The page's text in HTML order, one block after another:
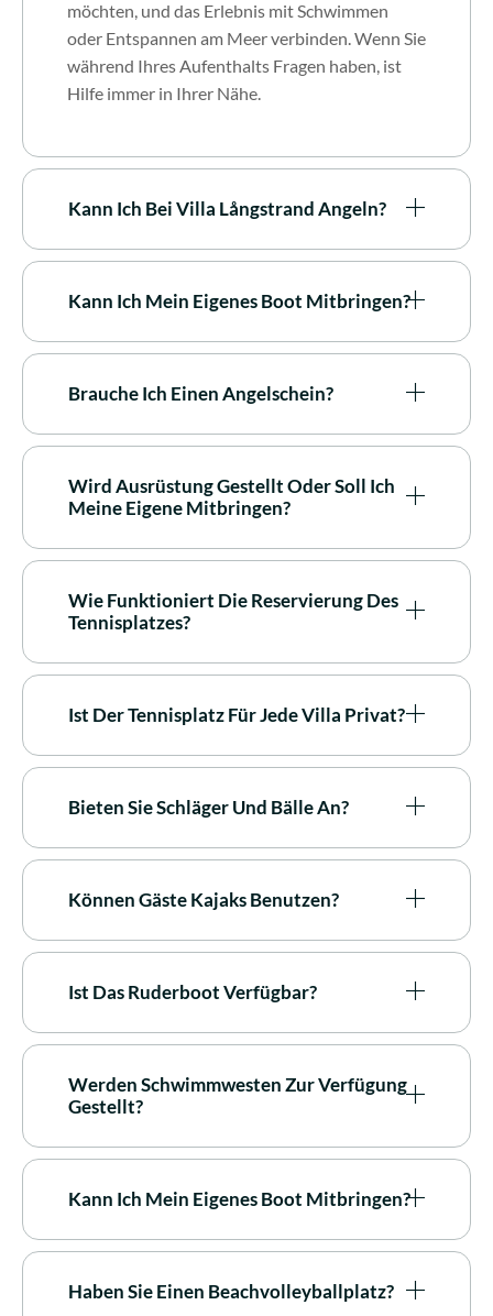
möchten, und das Erlebnis mit Schwimmen
oder Entspannen am Meer verbinden. Wenn Sie
während Ihres Aufenthalts Fragen haben, ist
Hilfe immer in Ihrer Nähe.
Kann Ich Bei Villa Långstrand Angeln?
Kann Ich Mein Eigenes Boot Mitbringen?
Brauche Ich Einen Angelschein?
Wird Ausrüstung Gestellt Oder Soll Ich
Meine Eigene Mitbringen?
Wie Funktioniert Die Reservierung Des
Tennisplatzes?
Ist Der Tennisplatz Für Jede Villa Privat?
Bieten Sie Schläger Und Bälle An?
Können Gäste Kajaks Benutzen?
Ist Das Ruderboot Verfügbar?
Werden Schwimmwesten Zur Verfügung
Gestellt?
Kann Ich Mein Eigenes Boot Mitbringen?
Haben Sie Einen Beachvolleyballplatz?